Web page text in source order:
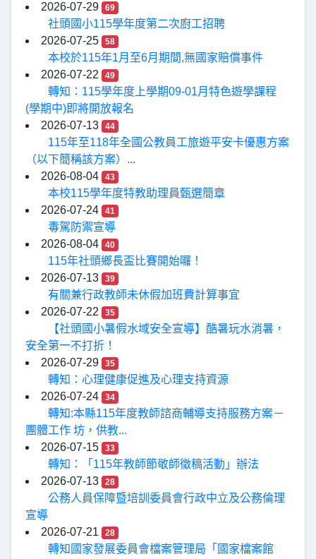
2026-07-29
69
社頭國小115學年度第二次廚工招聘
2026-07-25
58
本校於115年1月至6月期間,無國家賠償事件
2026-07-22
49
轉知：115學年度上學期09-01月特色遊學課程
(學期中)即將開放報名
2026-07-13
44
115年至118年全國公教員工旅遊平安卡優惠方案
（以下簡稱該方案）...
2026-08-04
43
本校115學年度特教助理員甄選簡章
2026-07-24
41
毒駕防禦宣導
2026-08-04
40
115年社頭鄉長盃比賽開始囉！
2026-07-13
39
有關兼行政教師未休假加班費計算事宜
2026-07-22
35
【社頭國小暑假水域安全宣導】酷暑玩水消暑，
安全第一不打折！
2026-07-29
35
轉知：心理健康促進及心理支持資源
2026-07-24
34
轉知:本縣115年度教師諮商輔導支持服務方案－
團體工作 坊，供教...
2026-07-15
33
轉知：「115年教師節敬師徵稿活動」辦法
2026-07-13
28
公務人員保障暨培訓委員會行政中立及公務倫理
宣導
2026-07-21
28
轉知國家發展委員會檔案管理局「國家檔案館